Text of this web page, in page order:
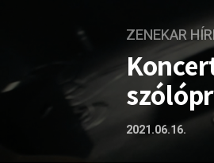
ZENEKAR
2021.06.16.